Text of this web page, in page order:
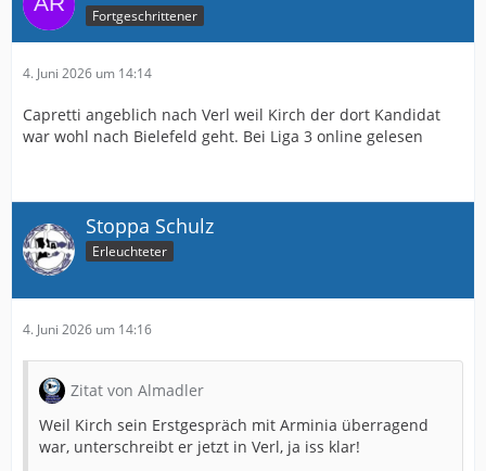
Fortgeschrittener
4. Juni 2026 um 14:14
Capretti angeblich nach Verl weil Kirch der dort Kandidat
war wohl nach Bielefeld geht. Bei Liga 3 online gelesen
Stoppa Schulz
Erleuchteter
4. Juni 2026 um 14:16
Zitat von Almadler
Weil Kirch sein Erstgespräch mit Arminia überragend
war, unterschreibt er jetzt in Verl, ja iss klar!